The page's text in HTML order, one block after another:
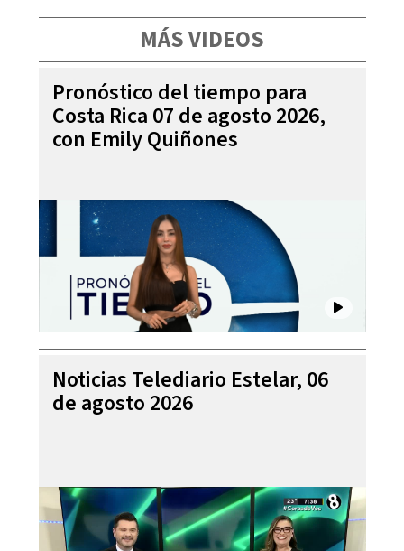
MÁS VIDEOS
Pronóstico del tiempo para
Costa Rica 07 de agosto 2026,
con Emily Quiñones
Noticias Telediario Estelar, 06
de agosto 2026